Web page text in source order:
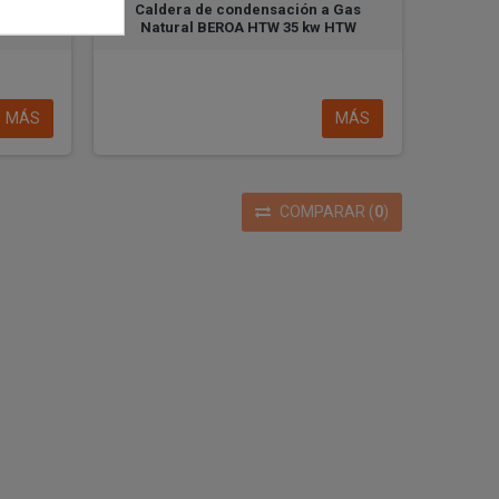
MÁS
Caldera de condensación a Gas
Natural BEROA HTW 35 kw HTW
MÁS
COMPARAR (0)